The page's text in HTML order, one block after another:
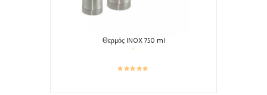
Θερμός INOX 750 ml